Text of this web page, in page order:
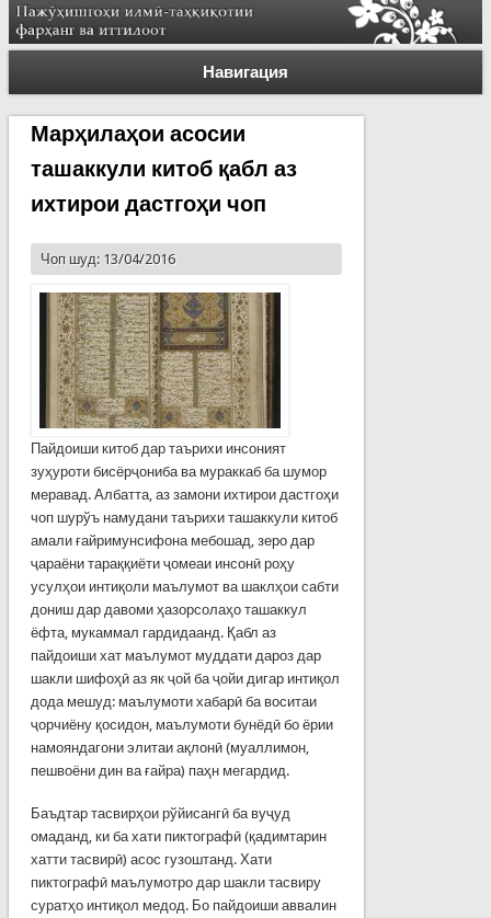
Навигация
Марҳилаҳои асосии
ташаккули китоб қабл аз
ихтирои дастгоҳи чоп
Чоп шуд: 13/04/2016
Пайдоиши китоб дар таърихи инсоният
зуҳуроти бисёрҷониба ва мураккаб ба шумор
меравад. Албатта, аз замони ихтирои дастгоҳи
чоп шурўъ намудани таърихи ташаккули китоб
амали ғайримунсифона мебошад, зеро дар
ҷараёни тараққиёти ҷомеаи инсонӣ роҳу
усулҳои интиқоли маълумот ва шаклҳои сабти
дониш дар давоми ҳазорсолаҳо ташаккул
ёфта, мукаммал гардидаанд. Қабл аз
пайдоиши хат маълумот муддати дароз дар
шакли шифоҳӣ аз як ҷой ба ҷойи дигар интиқол
дода мешуд: маълумоти хабарӣ ба воситаи
ҷорчиёну қосидон, маълумоти бунёдӣ бо ёрии
намояндагони элитаи ақлонӣ (муаллимон,
пешвоёни дин ва ғайра) паҳн мегардид.
Баъдтар тасвирҳои рўйисангӣ ба вуҷуд
омаданд, ки ба хати пиктографӣ (қадимтарин
хатти тасвирӣ) асос гузоштанд. Хати
пиктографӣ маълумотро дар шакли тасвиру
суратҳо интиқол медод. Бо пайдоиши аввалин